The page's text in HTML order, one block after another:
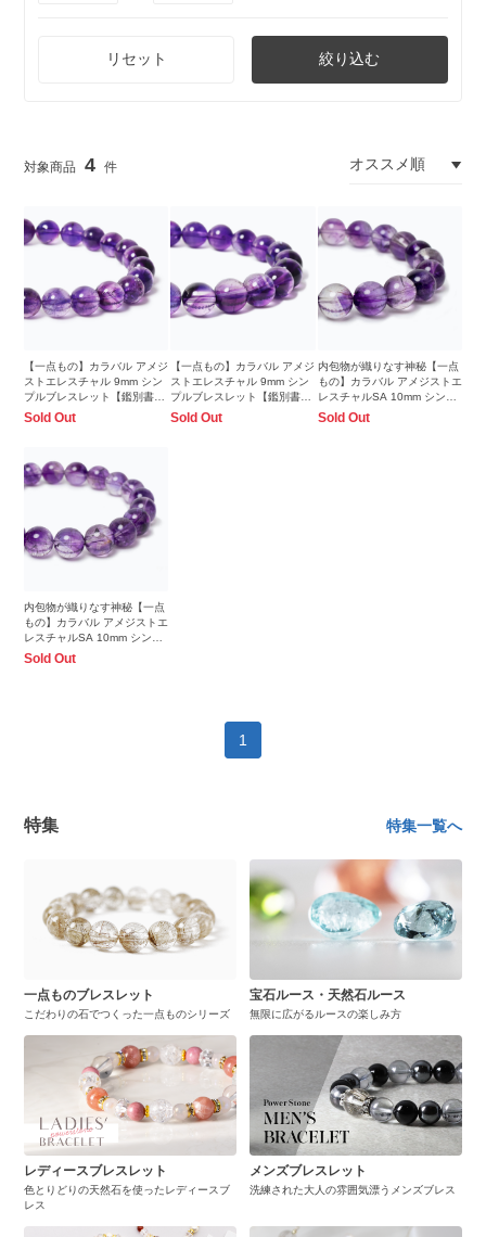
リセット 絞り込む
4
【一点もの】カラバル アメジ
ストエレスチャル 9mm シン
プルブレスレット【鑑別書付
き】
Sold Out
【一点もの】カラバル アメジ
ストエレスチャル 9mm シン
プルブレスレット【鑑別書付
き】
Sold Out
内包物が織りなす神秘【一点
もの】カラバル アメジストエ
レスチャルSA 10mm シンプ
ルブレスレット
Sold Out
内包物が織りなす神秘【一点
もの】カラバル アメジストエ
レスチャルSA 10mm シンプ
ルブレスレット
Sold Out
1
特集 特集一覧へ
一点ものブレスレット
こだわりの石でつくった一点ものシリーズ
宝石ルース・天然石ルース
無限に広がるルースの楽しみ方
レディースブレスレット
色とりどりの天然石を使ったレディースブ
レス
メンズブレスレット
洗練された大人の雰囲気漂うメンズブレス